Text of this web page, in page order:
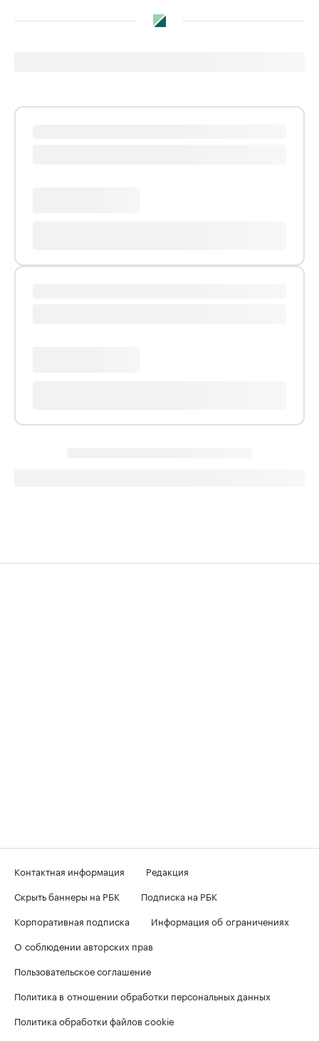
Контактная информация
Редакция
Скрыть баннеры на РБК
Подписка на РБК
Корпоративная подписка
Информация об ограничениях
О соблюдении авторских прав
Пользовательское соглашение
Политика в отношении обработки персональных данных
Политика обработки файлов cookie